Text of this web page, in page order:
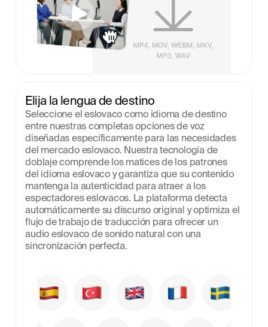
Elija la lengua de destino
Seleccione el eslovaco como idioma de destino
entre nuestras completas opciones de voz
diseñadas específicamente para las necesidades
del mercado eslovaco. Nuestra tecnología de
doblaje comprende los matices de los patrones
del idioma eslovaco y garantiza que su contenido
mantenga la autenticidad para atraer a los
espectadores eslovacos. La plataforma detecta
automáticamente su discurso original y optimiza el
flujo de trabajo de traducción para ofrecer un
audio eslovaco de sonido natural con una
sincronización perfecta.